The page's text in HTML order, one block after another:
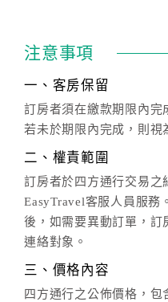
注意事項
一、客房保留
訂房者須在繳款期限內完
若未於期限內完成，則視
二、權責範圍
訂房者於四方通行交易之
EasyTravel客服人員服務
後，如需要異動訂單，訂
連絡對象。
三、價格內容
四方通行之公佈價格，